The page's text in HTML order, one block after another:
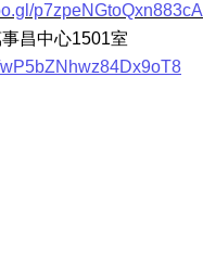
p7zpeNGtoQxn883cA
昌中心1501室